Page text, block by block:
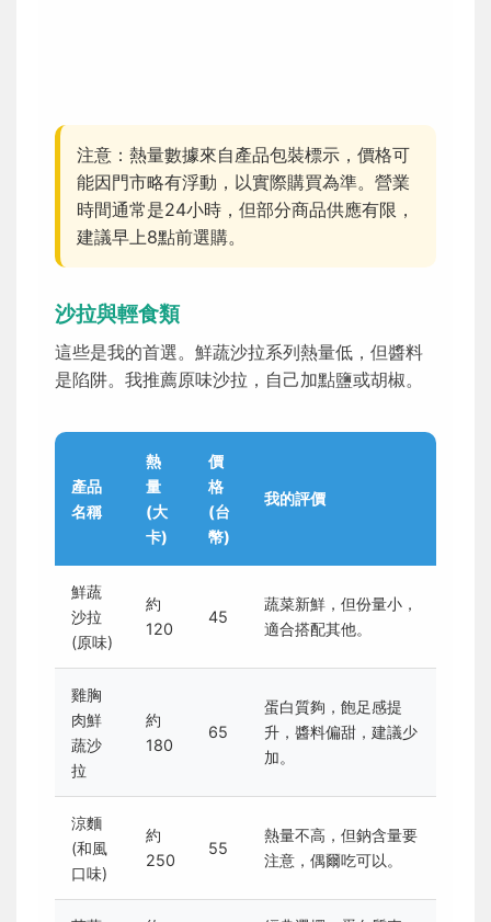
注意：熱量數據來自產品包裝標示，價格可
能因門市略有浮動，以實際購買為準。營業
時間通常是24小時，但部分商品供應有限，
建議早上8點前選購。
沙拉與輕食類
這些是我的首選。鮮蔬沙拉系列熱量低，但醬料
是陷阱。我推薦原味沙拉，自己加點鹽或胡椒。
產品
名稱
熱
量
(大
卡)
價
格
(台
幣)
我的評價
鮮蔬
沙拉
(原味)
約
120
45
蔬菜新鮮，但份量小，
適合搭配其他。
雞胸
肉鮮
蔬沙
拉
約
180
65
蛋白質夠，飽足感提
升，醬料偏甜，建議少
加。
涼麵
(和風
口味)
約
250
55
熱量不高，但鈉含量要
注意，偶爾吃可以。